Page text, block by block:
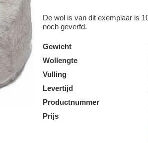
De wol is van dit exemplaar is
noch geverfd.
Gewicht
Wollengte
Vulling
Levertijd
Productnummer
Prijs